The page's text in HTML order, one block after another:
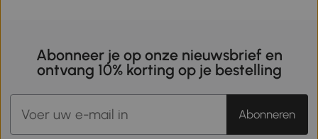
Abonneer je op onze nieuwsbrief en
ontvang 10% korting op je bestelling
Abonneren